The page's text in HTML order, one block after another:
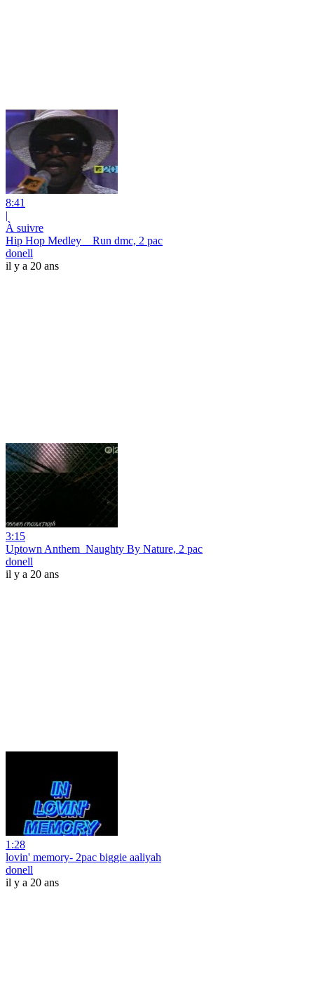
8:41
|
À suivre
Hip Hop Medley _ Run dmc, 2 pac
donell
il y a 20 ans
3:15
Uptown Anthem_Naughty By Nature, 2 pac
donell
il y a 20 ans
1:28
lovin' memory- 2pac biggie aaliyah
donell
il y a 20 ans